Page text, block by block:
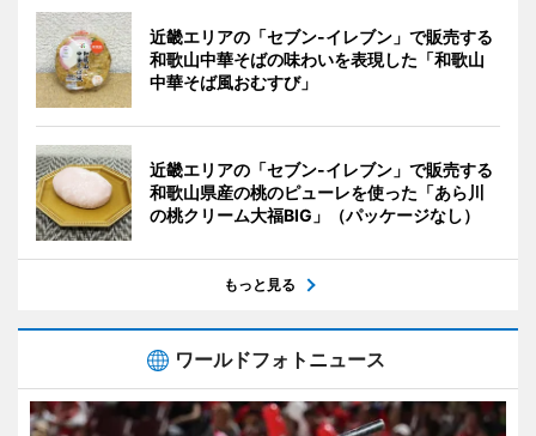
近畿エリアの「セブン-イレブン」で販売する
和歌山中華そばの味わいを表現した「和歌山
中華そば風おむすび」
近畿エリアの「セブン-イレブン」で販売する
和歌山県産の桃のピューレを使った「あら川
の桃クリーム大福BIG」（パッケージなし）
もっと見る
ワールドフォトニュース